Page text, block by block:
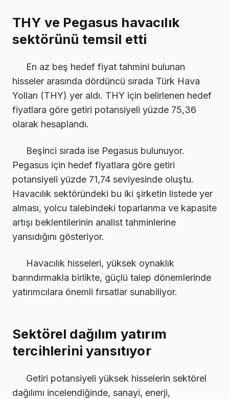
THY ve Pegasus havacılık
sektörünü temsil etti
En az beş hedef fiyat tahmini bulunan
hisseler arasında dördüncü sırada Türk Hava
Yolları (THY) yer aldı. THY için belirlenen hedef
fiyatlara göre getiri potansiyeli yüzde 75,36
olarak hesaplandı.
Beşinci sırada ise Pegasus bulunuyor.
Pegasus için hedef fiyatlara göre getiri
potansiyeli yüzde 71,74 seviyesinde oluştu.
Havacılık sektöründeki bu iki şirketin listede yer
alması, yolcu talebindeki toparlanma ve kapasite
artışı beklentilerinin analist tahminlerine
yansıdığını gösteriyor.
Havacılık hisseleri, yüksek oynaklık
barındırmakla birlikte, güçlü talep dönemlerinde
yatırımcılara önemli fırsatlar sunabiliyor.
Sektörel dağılım yatırım
tercihlerini yansıtıyor
Getiri potansiyeli yüksek hisselerin sektörel
dağılımı incelendiğinde, sanayi, enerji,